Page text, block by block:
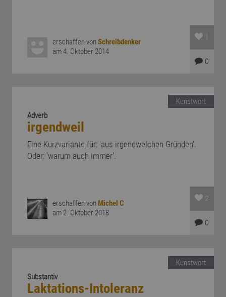
erschaffen vonSchreibdenker
am 4. Oktober 2014
1
0
Kunstwort
Adverb
irgendweil
Eine Kurzvariante für: 'aus irgendwelchen Gründen'.
Oder: 'warum auch immer'.
erschaffen von Michel C
am 2. Oktober 2018
2
0
Kunstwort
Substantiv
Laktations-Intoleranz